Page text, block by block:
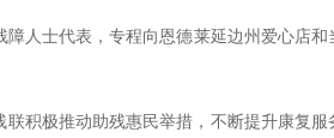
障人士代表，专程向恩德莱延边州爱心店
联积极推动助残惠民举措，不断提升康复